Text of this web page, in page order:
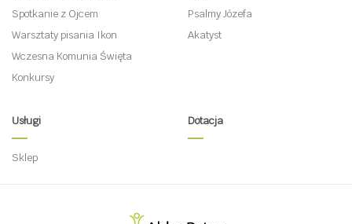
Spotkanie z Ojcem
Warsztaty pisania Ikon
Wczesna Komunia Święta
Konkursy
Psalmy Józefa
Akatyst
Usługi
Sklep
Dotacja